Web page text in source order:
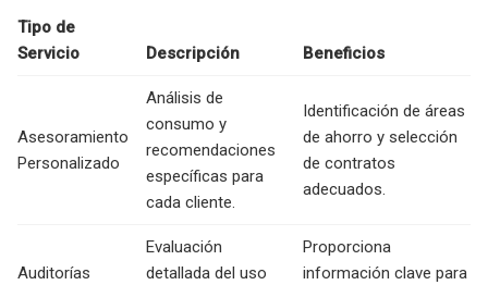
Tipo de
Servicio
Descripción Beneficios
Asesoramiento
Personalizado
Análisis de
consumo y
recomendaciones
específicas para
cada cliente.
Identificación de áreas
de ahorro y selección
de contratos
adecuados.
Auditorías
Evaluación
detallada del uso
Proporciona
información clave para